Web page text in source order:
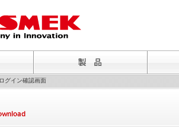
グイン確認画面